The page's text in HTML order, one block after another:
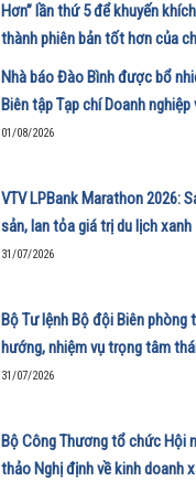
Hơn” lần thứ 5 để khuyến
thành phiên bản tốt hơn của
01/08/2026
Nhà báo Đào Bình được bổ
Biên tập Tạp chí Doanh
01/08/2026
VTV LPBank Marathon 2026:
sản, lan tỏa giá trị du lịch xanh
31/07/2026
Bộ Tư lệnh Bộ đội Biên phòng
hướng, nhiệm vụ trọng tâm
31/07/2026
Bộ Công Thương tổ chức Hội
thảo Nghị định về kinh doanh